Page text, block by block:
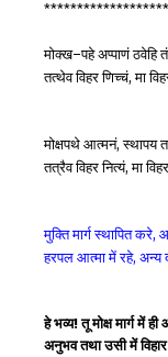
मोक्ख–पहेअप्पाणंठवेहितं
तत्थेवविहरणिच्चं,मा
मोक्षपथेआत्मनं,स्थापयत
तत्रैवविहरनित्यं,मा
मुक्तिमार्गस्थापितकरे,
हरपलआत्मामेंरहे, अन्य
हे भव्य! तू मोक्ष मार्ग में
अनुभव तथा उसी में